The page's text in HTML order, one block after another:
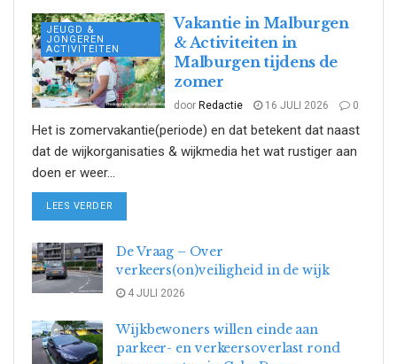
JEUGD &
JONGEREN
ACTIVITEITEN
Vakantie in Malburgen
& Activiteiten in
Malburgen tijdens de
zomer
door Redactie 16 JULI 2026 0
Het is zomervakantie(periode) en dat betekent dat naast
dat de wijkorganisaties & wijkmedia het wat rustiger aan
doen er weer...
LEES VERDER
De Vraag – Over
verkeers(on)veiligheid in de wijk
4 JULI 2026
Wijkbewoners willen einde aan
parkeer- en verkeersoverlast rond